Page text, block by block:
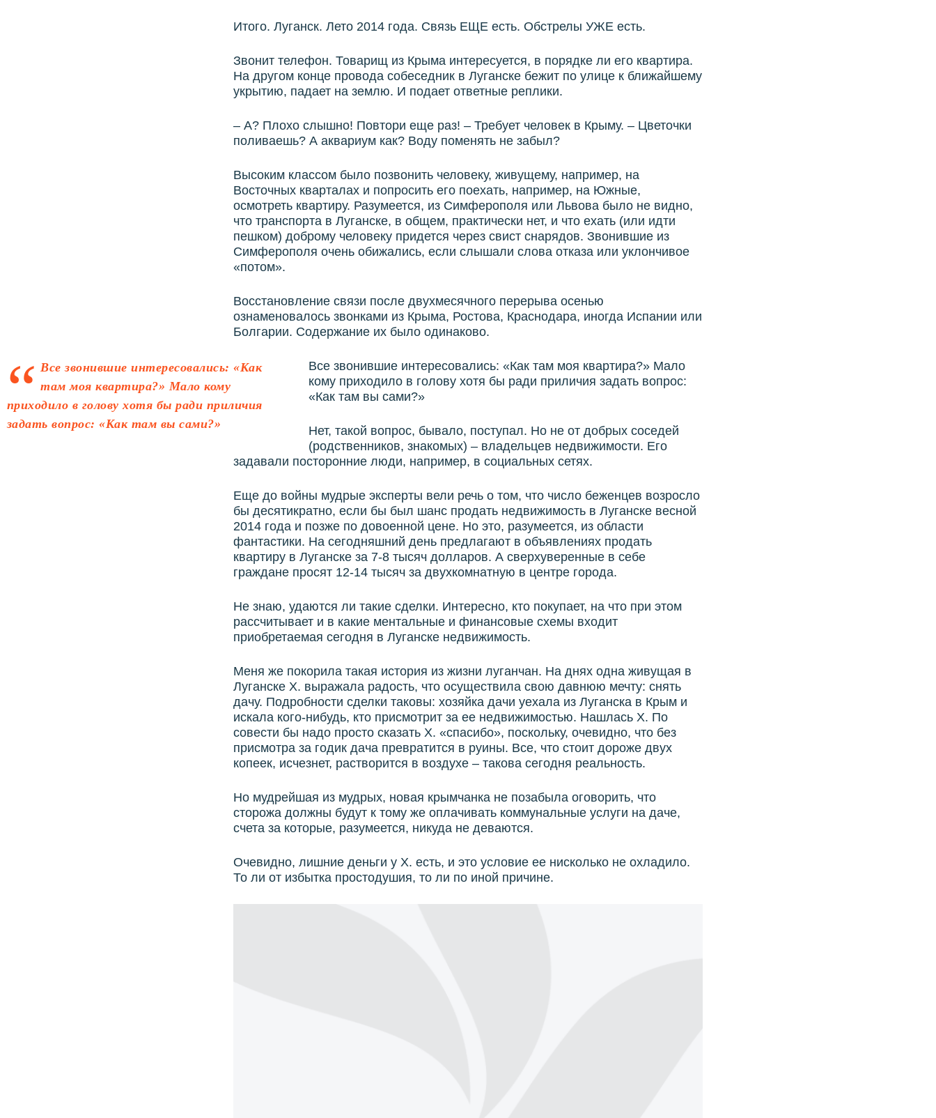
Итого. Луганск. Лето 2014 года. Связь ЕЩЕ есть. Обстрелы УЖЕ есть.
Звонит телефон. Товарищ из Крыма интересуется, в порядке ли его квартира.
На другом конце провода собеседник в Луганске бежит по улице к ближайшему
укрытию, падает на землю. И подает ответные реплики.
– А? Плохо слышно! Повтори еще раз! – Требует человек в Крыму. – Цветочки
поливаешь? А аквариум как? Воду поменять не забыл?
Высоким классом было позвонить человеку, живущему, например, на
Восточных кварталах и попросить его поехать, например, на Южные,
осмотреть квартиру. Разумеется, из Симферополя или Львова было не видно,
что транспорта в Луганске, в общем, практически нет, и что ехать (или идти
пешком) доброму человеку придется через свист снарядов. Звонившие из
Симферополя очень обижались, если слышали слова отказа или уклончивое
«потом».
Восстановление связи после двухмесячного перерыва осенью
ознаменовалось звонками из Крыма, Ростова, Краснодара, иногда Испании или
Болгарии. Содержание их было одинаково.
Все звонившие интересовались: «Как
там моя квартира?» Мало кому
приходило в голову хотя бы ради приличия
задать вопрос: «Как там вы сами?»
Все звонившие интересовались: «Как там моя квартира?» Мало
кому приходило в голову хотя бы ради приличия задать вопрос:
«Как там вы сами?»
Нет, такой вопрос, бывало, поступал. Но не от добрых соседей
(родственников, знакомых) – владельцев недвижимости. Его
задавали посторонние люди, например, в социальных сетях.
Еще до войны мудрые эксперты вели речь о том, что число беженцев возросло
бы десятикратно, если бы был шанс продать недвижимость в Луганске весной
2014 года и позже по довоенной цене. Но это, разумеется, из области
фантастики. На сегодняшний день предлагают в объявлениях продать
квартиру в Луганске за 7-8 тысяч долларов. А сверхуверенные в себе
граждане просят 12-14 тысяч за двухкомнатную в центре города.
Не знаю, удаются ли такие сделки. Интересно, кто покупает, на что при этом
рассчитывает и в какие ментальные и финансовые схемы входит
приобретаемая сегодня в Луганске недвижимость.
Меня же покорила такая история из жизни луганчан. На днях одна живущая в
Луганске Х. выражала радость, что осуществила свою давнюю мечту: снять
дачу. Подробности сделки таковы: хозяйка дачи уехала из Луганска в Крым и
искала кого-нибудь, кто присмотрит за ее недвижимостью. Нашлась Х. По
совести бы надо просто сказать Х. «спасибо», поскольку, очевидно, что без
присмотра за годик дача превратится в руины. Все, что стоит дороже двух
копеек, исчезнет, растворится в воздухе – такова сегодня реальность.
Но мудрейшая из мудрых, новая крымчанка не позабыла оговорить, что
сторожа должны будут к тому же оплачивать коммунальные услуги на даче,
счета за которые, разумеется, никуда не деваются.
Очевидно, лишние деньги у Х. есть, и это условие ее нисколько не охладило.
То ли от избытка простодушия, то ли по иной причине.